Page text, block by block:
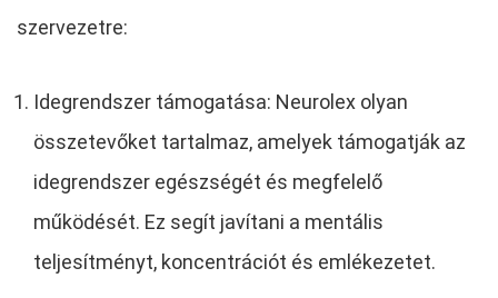
szervezetre:
Idegrendszer támogatása: Neurolex olyan
összetevőket tartalmaz, amelyek támogatják az
idegrendszer egészségét és megfelelő
működését. Ez segít javítani a mentális
teljesítményt, koncentrációt és emlékezetet.